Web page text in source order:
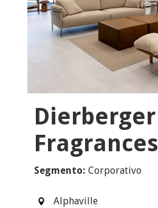
Dierberger
Fragrances
Segmento: Corporativo
Alphaville